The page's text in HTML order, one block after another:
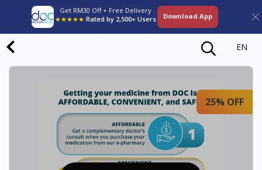
Get RM30 Off + Free Delivery
★★★★★ Rated by 2,500+ Users Download App
EN
25% OFF